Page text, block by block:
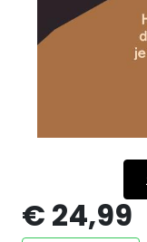
€ 24,99